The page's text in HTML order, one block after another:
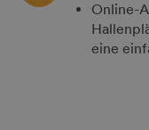
Online-
eine